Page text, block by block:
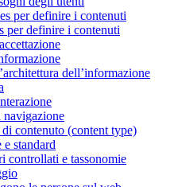
per definire i contenuti
per definire i contenuti
dell’informazione
navigazione
contenuto (content type)
standard
controllati e tassonomie